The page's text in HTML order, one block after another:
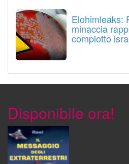
Elohimleaks:
minaccia
complotto
Disponibile ora!